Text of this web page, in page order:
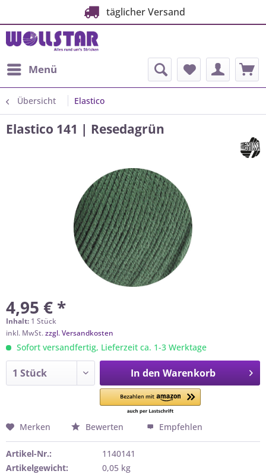
täglicher Versand
Menü
Übersicht Elastico
Elastico 141 | Resedagrün
4,95 € *
Inhalt: 1 Stück
inkl. MwSt.zzgl. Versandkosten
Sofort versandfertig, Lieferzeit ca. 1-3 Werktage
In den Warenkorb
Merken Bewerten Empfehlen
Artikel-Nr.:
1140141
Artikelgewicht:
0,05 kg